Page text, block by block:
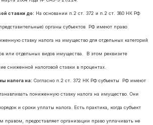
ставки до: На основании п.2 ст. 372 и п.2 ст. 380 НК РФ
органы субъектов РФ имеют право
ставку налога на имущество для отдельных категорий
или отдельных видов имущества. В этом реквизите
сниженной налоговой ставки в процентах.
налога на: Согласно п.2 ст. 372 НК РФ субъекты РФ имеют
пониженную ставку налога на имущество. Они
и сроки уплаты налога. Есть практика, когда субъект
правом, предоставляет организации право уплачивать не